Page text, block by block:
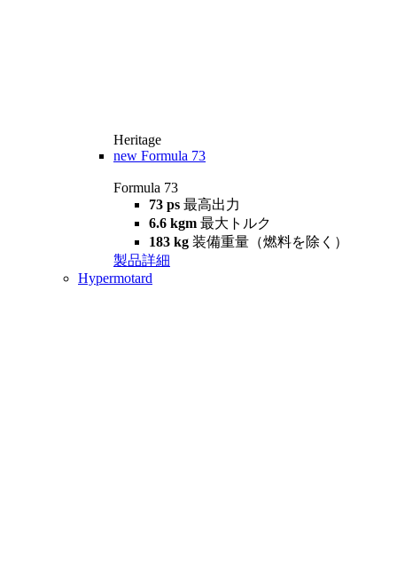
Heritage
new Formula 73
Formula 73
73 ps 最高出力
6.6 kgm 最大トルク
183 kg 装備重量（燃料を除く）
製品詳細
Hypermotard